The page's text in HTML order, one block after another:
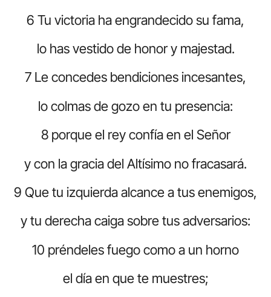
6 Tu victoria ha engrandecido su fama,
lo has vestido de honor y majestad.
7 Le concedes bendiciones incesantes,
lo colmas de gozo en tu presencia:
8 porque el rey confía en el Señor
y con la gracia del Altísimo no fracasará.
9 Que tu izquierda alcance a tus enemigos,
y tu derecha caiga sobre tus adversarios:
10 préndeles fuego como a un horno
el día en que te muestres;